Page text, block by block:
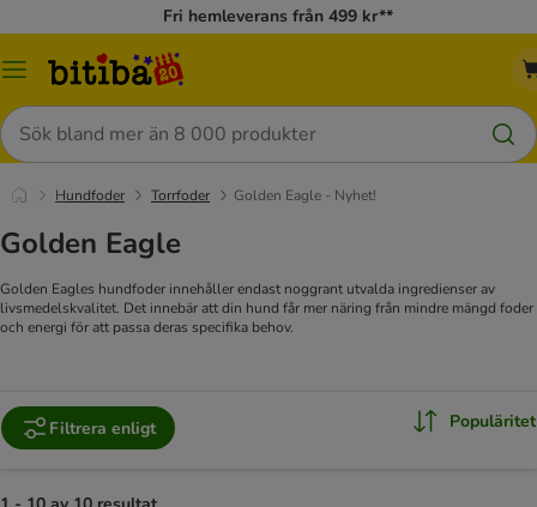
Fri hemleverans från 499 kr**
Meny
Sök
Hundfoder Torrfoder Golden Eagle - Nyhet!
Golden Eagle
Golden Eagles hundfoder innehåller endast noggrant utvalda ingredienser av
livsmedelskvalitet. Det innebär att din hund får mer näring från mindre mängd foder
och energi för att passa deras specifika behov.
Filtrera enligt Populäritet